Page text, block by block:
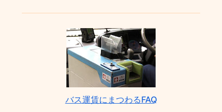
バス運賃にまつわるFAQ